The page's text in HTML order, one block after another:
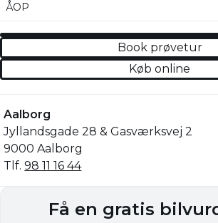
ÅOP
Book prøvetur
Køb online
Aalborg
Jyllandsgade 28 & Gasværksvej 2
9000 Aalborg
Tlf.98 11 16 44
Få en gratis